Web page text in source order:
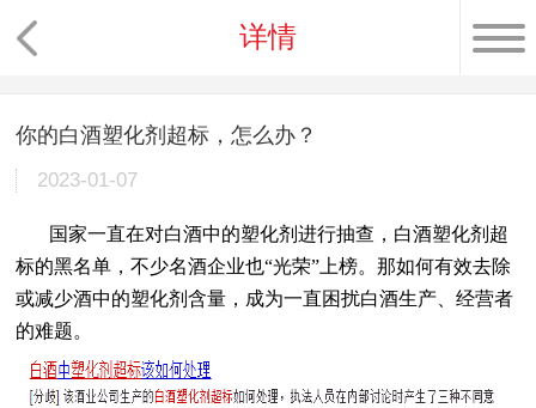
详情
你的白酒塑化剂超标，怎么办？
2023-01-07
国家一直在对白酒中的塑化剂进行抽查，白酒塑化剂超
标的黑名单，不少名酒企业也“光荣”上榜。那如何有效去除
或减少酒中的塑化剂含量，成为一直困扰白酒生产、经营者
的难题。